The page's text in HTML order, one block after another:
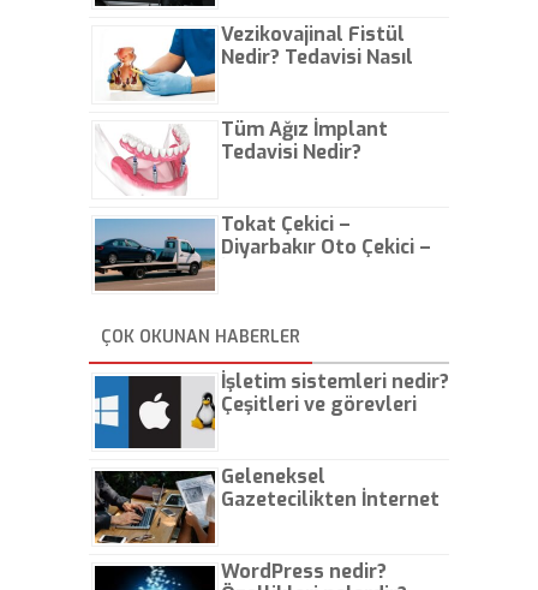
Vezikovajinal Fistül
Nedir? Tedavisi Nasıl
Tüm Ağız İmplant
Tedavisi Nedir?
Tokat Çekici –
Diyarbakır Oto Çekici –
ÇOK OKUNAN HABERLER
İşletim sistemleri nedir?
Çeşitleri ve görevleri
Geleneksel
Gazetecilikten İnternet
WordPress nedir?